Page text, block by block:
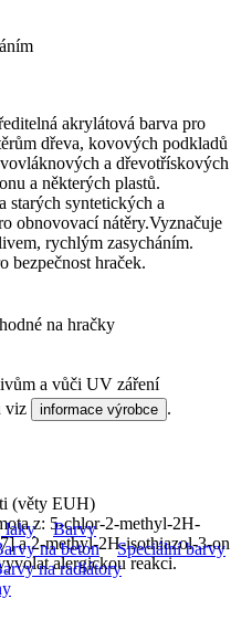
na hračky
a vůči UV záření
(věty EUH)
z: 5-chlor-2-methyl-2H-
a 2-methyl-2H-isothiazol-3-on
alergickou reakci.
akrylátová barva pro
dřeva, kovových podkladů
a dřevotřískových
a některých plastů.
starých syntetických a
obnovovací nátěry.Vyznačuje
rychlým zasycháním.
bezpečnost hraček.
viz informace výrobce .
laky
Barvy
na beton
Speciální barvy
na radiátory